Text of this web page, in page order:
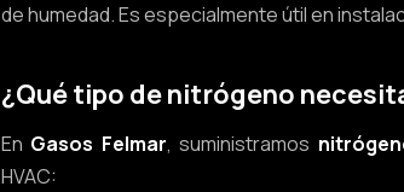
de humedad. Es especialmente útil en
¿Qué tipo de nitrógeno
En Gasos Felmar, suministramos
HVAC: